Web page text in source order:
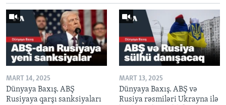
MART 14, 2025
Dünyaya Baxış. ABŞ
Rusiyaya qarşı sanksiyaları
MART 13, 2025
Dünyaya Baxış. ABŞ və
Rusiya rəsmiləri Ukrayna ilə